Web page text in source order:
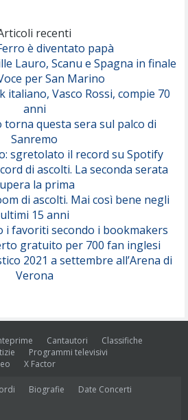
recenti
è diventato papà
Lauro, Scanu e Spagna in finale
per San Marino
italiano, Vasco Rossi, compie 70
anni
torna questa sera sul palco di
Sanremo
sgretolato il record su Spotify
di ascolti. La seconda serata
la prima
di ascolti. Mai così bene negli
ultimi 15 anni
i favoriti secondo i bookmakers
gratuito per 700 fan inglesi
2021 a settembre all’Arena di
Verona
Cantautori
Classifiche
Programmi televisivi
X Factor
Biografie
Date Concerti